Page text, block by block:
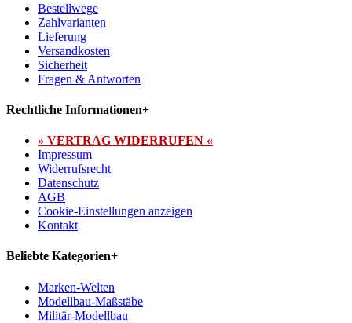
Bestellwege
Zahlvarianten
Lieferung
Versandkosten
Sicherheit
Fragen & Antworten
Rechtliche Informationen+
» VERTRAG WIDERRUFEN «
Impressum
Widerrufsrecht
Datenschutz
AGB
Cookie-Einstellungen anzeigen
Kontakt
Beliebte Kategorien+
Marken-Welten
Modellbau-Maßstäbe
Militär-Modellbau